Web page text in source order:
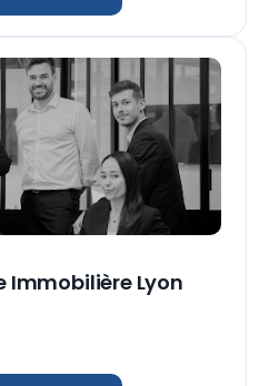
Immobilière Lyon